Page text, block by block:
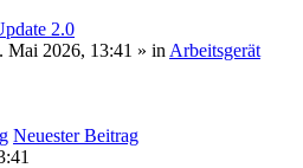
2.0
Mai 2026, 13:41 » in Arbeitsgerät
Neuester Beitrag